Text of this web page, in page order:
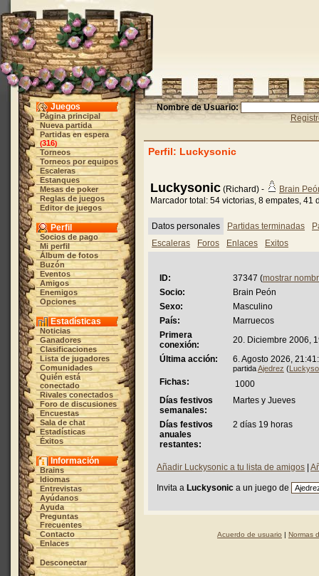
Juegos
Página principal
Nueva partida
Partidas en espera
(316)
Torneos
Torneos por equipos
Escaleras
Estanques
Mesas de poker
Reglas de juegos
Editor de juegos
Perfil
Socios de pago
Mi perfil
Álbum de fotos
Buzón
Eventos
Amigos
Enemigos
Opciones
Estadísticas
Noticias
Ganadores
Clasificaciones
Lista de jugadores
Comunidades
Quién está
conectado
Rivales conectados
Foro de discusiones
Encuestas
Sala de chat
Estadísticas
Éxitos
Información
Brains
Idiomas
Entrevistas
Ayúdanos
Ayuda
Preguntas
Frecuentes
Contacto
Enlaces
Desconectar
Nombre de Usuario:
Perfil: Luckysonic
Luckysonic (Richard) -
Brain
Marcador total: 54 victorias, 8 empates, 41
Datos personales Partidas terminadas
Escaleras
Foros Enlaces Exitos
ID: 37347 (mostrar
Socio:
Brain Peón
Sexo:
Masculino
País:
Marruecos
Primera
conexión:
20. Diciembre 2006,
Última acción:
6. Agosto 2026,
partidaAjedrez (
Fichas:
1000
Días festivos
semanales:
Martes y Jueves
Días festivos
anuales
restantes:
2 días 19 horas
Añadir Luckysonic a tu lista de amigos
Invita a Luckysonic a un juego de
Acuerdo de usuario | Normas